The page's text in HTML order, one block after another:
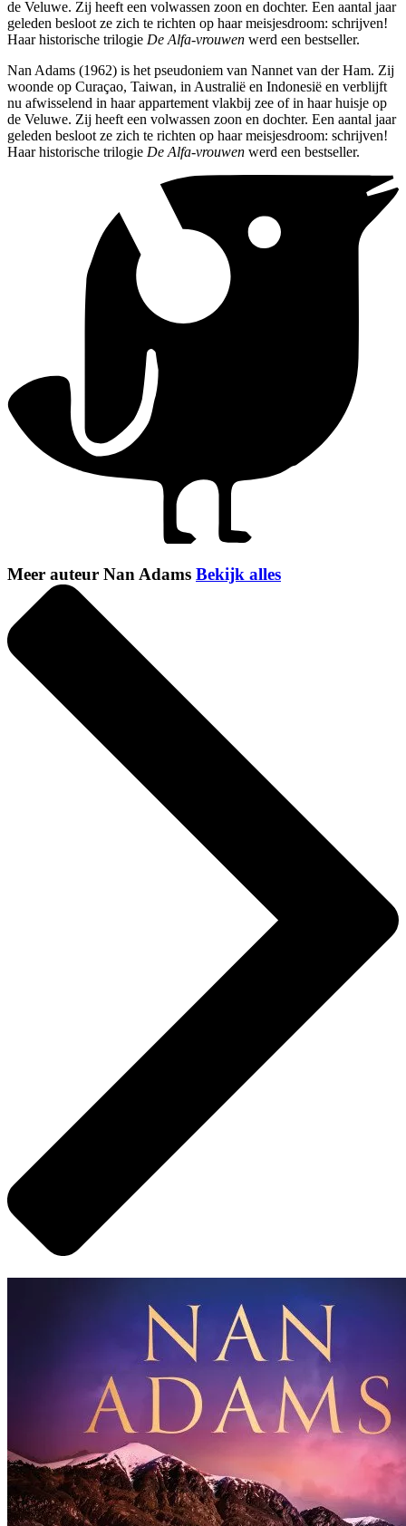
de Veluwe. Zij heeft een volwassen zoon en dochter. Een aantal jaar
geleden besloot ze zich te richten op haar meisjesdroom: schrijven!
Haar historische trilogie De Alfa-vrouwen werd een bestseller.
Nan Adams (1962) is het pseudoniem van Nannet van der Ham. Zij
woonde op Curaçao, Taiwan, in Australië en Indonesië en verblijft
nu afwisselend in haar appartement vlakbij zee of in haar huisje op
de Veluwe. Zij heeft een volwassen zoon en dochter. Een aantal jaar
geleden besloot ze zich te richten op haar meisjesdroom: schrijven!
Haar historische trilogie De Alfa-vrouwen werd een bestseller.
Meer auteur Nan Adams Bekijk alles